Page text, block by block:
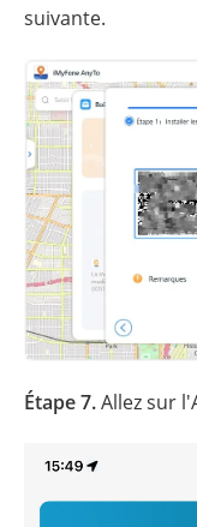
suivante.
Étape 7.Allez sur